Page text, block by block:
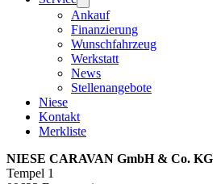
Ankauf
Finanzierung
Wunschfahrzeug
Werkstatt
News
Stellenangebote
Niese
Kontakt
Merkliste
NIESE CARAVAN GmbH & Co. KG
Tempel 1